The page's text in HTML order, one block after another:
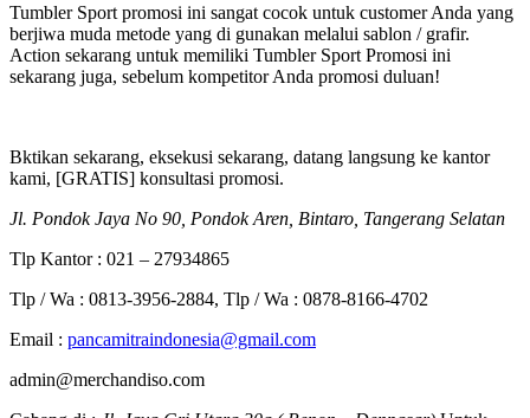
Tumbler Sport promosi ini sangat cocok untuk customer Anda yang
berjiwa muda metode yang di gunakan melalui sablon / grafir.
Action sekarang untuk memiliki Tumbler Sport Promosi ini
sekarang juga, sebelum kompetitor Anda promosi duluan!
Bktikan sekarang, eksekusi sekarang, datang langsung ke kantor
kami, [GRATIS] konsultasi promosi.
Jl. Pondok Jaya No 90, Pondok Aren, Bintaro, Tangerang Selatan
Tlp Kantor : 021 – 27934865
Tlp / Wa : 0813-3956-2884, Tlp / Wa : 0878-8166-4702
Email : pancamitraindonesia@gmail.com
admin@merchandiso.com